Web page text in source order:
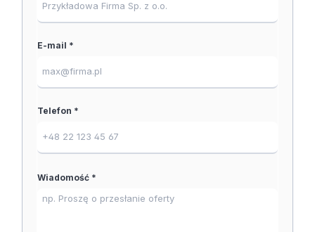
E-mail *
Telefon *
Wiadomość *